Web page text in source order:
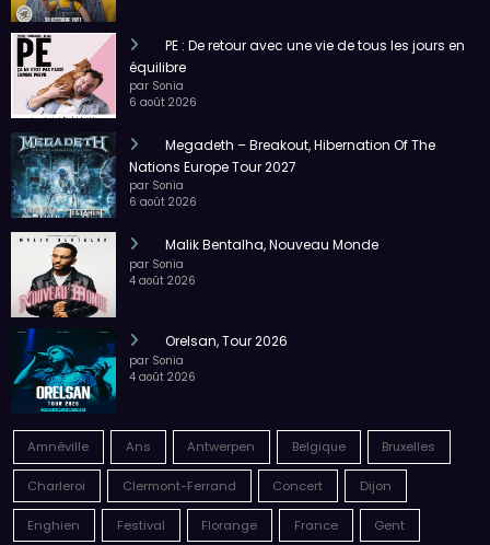
PE : De retour avec une vie de tous les jours en
équilibre
par Sonia
6 août 2026
Megadeth – Breakout, Hibernation Of The
Nations Europe Tour 2027
par Sonia
6 août 2026
Malik Bentalha, Nouveau Monde
par Sonia
4 août 2026
Orelsan, Tour 2026
par Sonia
4 août 2026
Amnéville Ans Antwerpen Belgique Bruxelles
Charleroi Clermont-Ferrand Concert Dijon
Enghien Festival Florange France Gent